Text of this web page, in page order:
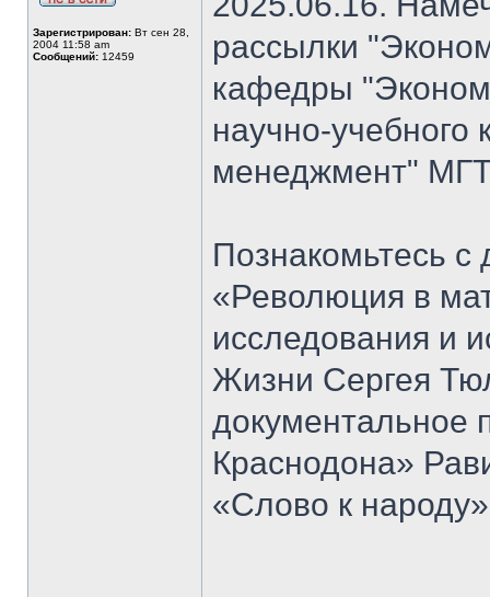
Зарегистрирован: Вт сен 28,
2004 11:58 am
Сообщений: 12459
рассылки
кафедры
научно-
менеджмент"
Познакомьтесь
«Революция в
исследования и
Жизни Сергея
документальное
Краснодона»
«Слово к